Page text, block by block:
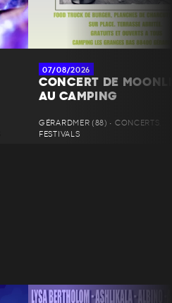
07/08/2026
CONCERT DE
AU CAMPING
GÉRARDMER (88) • CONCERTS,
FESTIVALS